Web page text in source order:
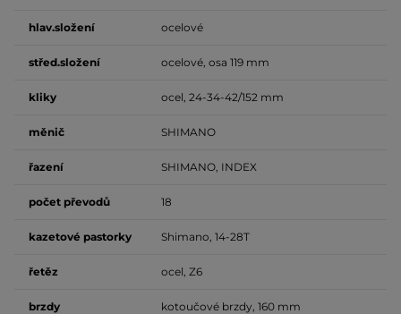
hlav.složení ocelové
střed.složení ocelové, osa 119 mm
kliky ocel, 24-34-42/152 mm
měnič SHIMANO
řazení SHIMANO, INDEX
počet převodů 18
kazetové pastorky Shimano, 14-28T
řetěz ocel, Z6
brzdy kotoučové brzdy, 160 mm